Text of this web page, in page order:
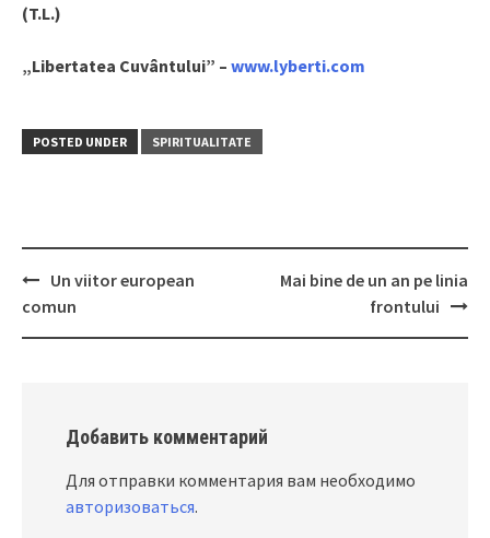
(T.L.)
„Libertatea Cuvântului” – www.lyberti.com
POSTED UNDER SPIRITUALITATE
Post
navigation
Un viitor european
comun
Mai bine de un an pe linia
frontului
Добавить комментарий
Для отправки комментария вам необходимо
авторизоваться.